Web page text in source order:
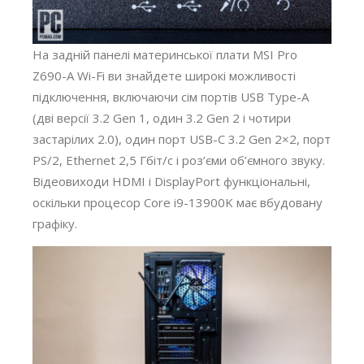
На задній панелі материнської плати MSI Pro
Z690-A Wi-Fi ви знайдете широкі можливості
підключення, включаючи сім портів USB Type-A
(дві версії 3.2 Gen 1, один 3.2 Gen 2 і чотири
застарілих 2.0), один порт USB-C 3.2 Gen 2×2, порт
PS/2, Ethernet 2,5 Гбіт/с і роз’єми об’ємного звуку.
Відеовиходи HDMI і DisplayPort функціональні,
оскільки процесор Core i9-13900K має вбудовану
графіку.